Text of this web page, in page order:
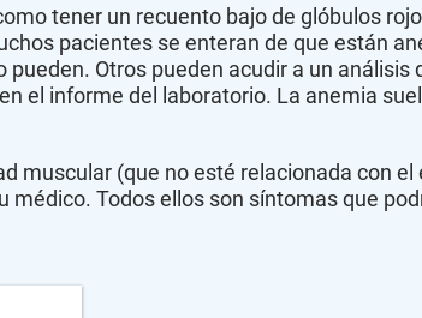
tener un recuento bajo de glóbulos
pacientes se enteran de que están
pueden. Otros pueden acudir a un análisis
el informe del laboratorio. La anemia
muscular (que no esté relacionada con
médico. Todos ellos son síntomas que